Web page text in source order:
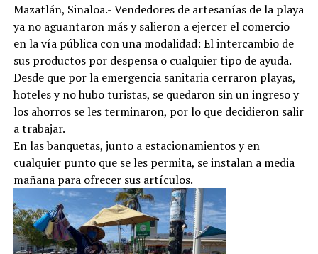
Mazatlán, Sinaloa.- Vendedores de artesanías de la playa
ya no aguantaron más y salieron a ejercer el comercio
en la vía pública con una modalidad: El intercambio de
sus productos por despensa o cualquier tipo de ayuda.
Desde que por la emergencia sanitaria cerraron playas,
hoteles y no hubo turistas, se quedaron sin un ingreso y
los ahorros se les terminaron, por lo que decidieron salir
a trabajar.
En las banquetas, junto a estacionamientos y en
cualquier punto que se les permita, se instalan a media
mañana para ofrecer sus artículos.